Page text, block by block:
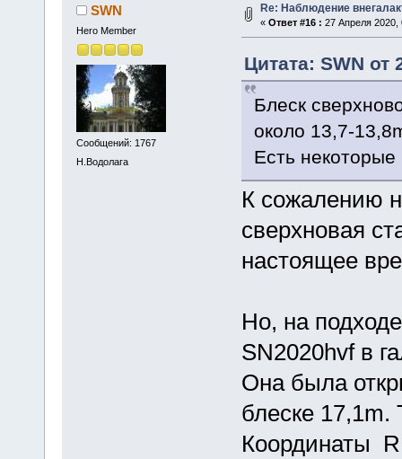
SWN
Hero Member
Сообщений: 1767
Н.Водолага
Re: Наблюдение
« Ответ #16 : 27 Апреля 2020,
Цитата: SWN от
Блеск
около 13,7-
Есть
К сожалению
сверхновая
настоящее
Но, на
SN2020hvf в
Она была
блеске 17,1m.
Координаты